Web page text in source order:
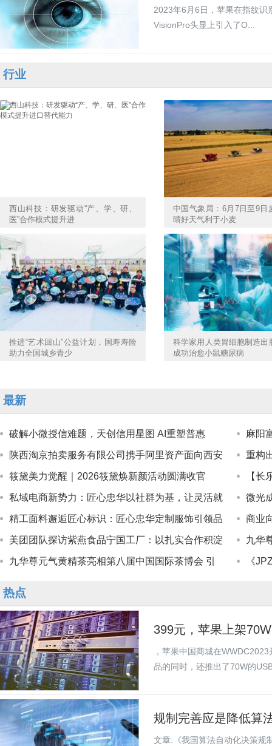
2023年6月6日，苹果在指纹识
VisionPro头显上引入了O...
行业
西山科技：研发驱动“产、学、研、
医”合作模式提升进
中国气象局：6月7日至9日
晴好天气利于小麦
推进“艺术回山”公益计划，国寿寿险
助力全国城乡青少
科学家用人类胃细胞制造出
成功治愈小鼠糖尿病
最新
破解小微授信难题，天创信用星图 AI重塑普惠 麻阳
陕西淘京拍卖服务有限公司携手阿里资产面向西安 重构
筱黛美力觉醒｜2026筱黛焕新颜活动圆满收官 【长
私域电商新势力：匠心忠华以社群为基，让灵活就 微光
精工面料邂逅匠心标识：匠心忠华定制服饰引领品 商业
美团团队探访紫燕食品宁国工厂：以扎实合作积淀 九华
九华尊元气黄精茶亮相第八届中国国际茶博会 引 《
热点
399元，苹果上架
，苹果中国商城在
品的同时，还推出了70W的
规制完善应是降低算
文章:《我国算法自动化决策规